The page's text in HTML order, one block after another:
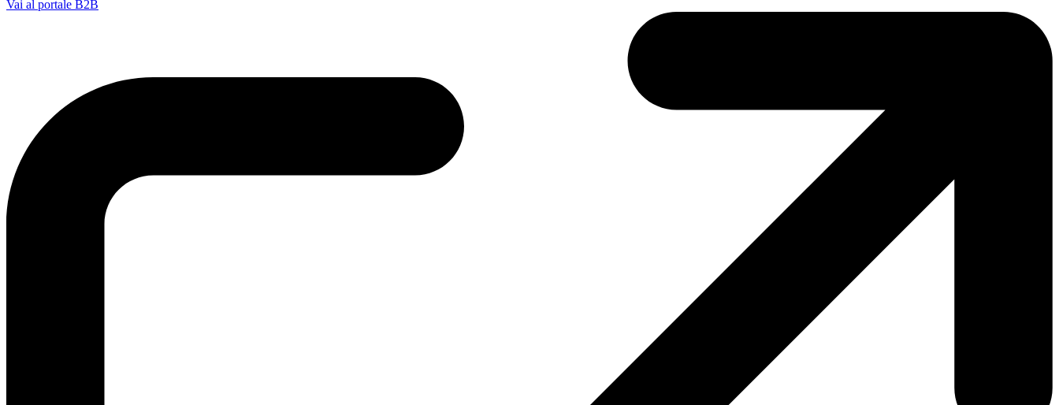
Vai al portale B2B